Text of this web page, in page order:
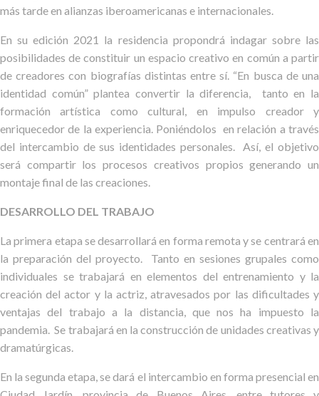
más tarde en alianzas iberoamericanas e internacionales.
En su edición 2021 la residencia propondrá indagar sobre las
posibilidades de constituir un espacio creativo en común a partir
de creadores con biografías distintas entre sí. “En busca de una
identidad común” plantea convertir la diferencia, tanto en la
formación artística como cultural, en impulso creador y
enriquecedor de la experiencia. Poniéndolos en relación a través
del intercambio de sus identidades personales. Así, el objetivo
será compartir los procesos creativos propios generando un
montaje final de las creaciones.
DESARROLLO DEL TRABAJO
La primera etapa se desarrollará en forma remota y se centrará en
la preparación del proyecto. Tanto en sesiones grupales como
individuales se trabajará en elementos del entrenamiento y la
creación del actor y la actriz, atravesados por las dificultades y
ventajas del trabajo a la distancia, que nos ha impuesto la
pandemia. Se trabajará en la construcción de unidades creativas y
dramatúrgicas.
En la segunda etapa, se dará el intercambio en forma presencial en